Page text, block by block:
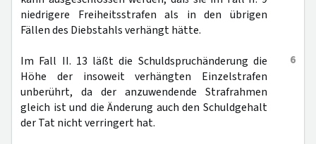
niedrigere Freiheitsstrafen als in den übrigen
Fällen des Diebstahls verhängt hätte.
6
Im Fall II. 13 läßt die Schuldspruchänderung die
Höhe der insoweit verhängten Einzelstrafen
unberührt, da der anzuwendende Strafrahmen
gleich ist und die Änderung auch den Schuldgehalt
der Tat nicht verringert hat.